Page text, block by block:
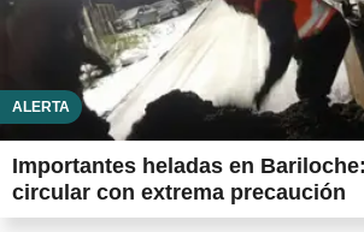
ALERTA
Importantes heladas en
circular con extrema precaución